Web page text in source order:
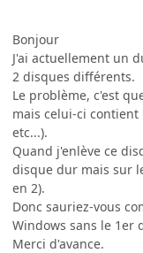
Bonjour
J'ai actuellement un
2 disques différents.
Le problème, c'est
mais celui-ci
etc...).
Quand j'enlève ce
disque dur mais sur
en 2).
Donc sauriez-vous
Windows sans le 1er
Merci d'avance.